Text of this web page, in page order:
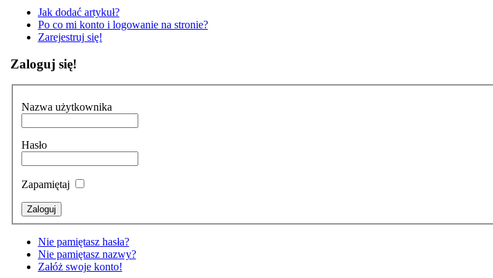
Jak dodać artykuł?
Po co mi konto i logowanie na stronie?
Zarejestruj się!
Zaloguj się!
Nazwa użytkownika
Hasło
Zapamiętaj
Nie pamiętasz hasła?
Nie pamiętasz nazwy?
Załóż swoje konto!